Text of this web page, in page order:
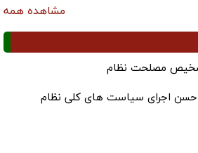
مشاهده همه
مصلحت نظام
حسن اجرای سیاست های کلی نظام